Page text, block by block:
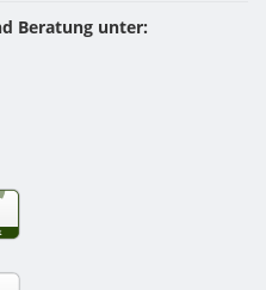
Beratung unter: